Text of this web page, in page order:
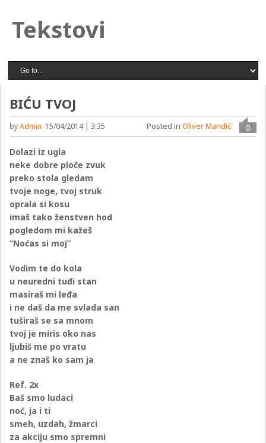
Tekstovi
BIĆU TVOJ
byAdmin 15/04/2014 | 3:35 0
Posted in Oliver Mandić
Dolazi iz ugla
neke dobre ploče zvuk
preko stola gledam
tvoje noge, tvoj struk
oprala si kosu
imaš tako ženstven hod
pogledom mi kažeš
“Noćas si moj”
Vodim te do kola
u neuredni tuđi stan
masiraš mi leđa
i ne daš da me svlada san
tuširaš se sa mnom
tvoj je miris oko nas
ljubiš me po vratu
a ne znaš ko sam ja
Ref. 2x
Baš smo ludaci
noć, ja i ti
smeh, uzdah, žmarci
za akciju smo spremni